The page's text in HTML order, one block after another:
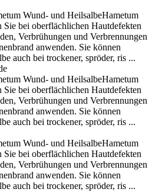
Wund- und HeilsalbeHametum
bei oberflächlichen Hautdefekten
Verbrühungen und Verbrennungen
anwenden. Sie können
auch bei trockener, spröder, ris ...
Wund- und HeilsalbeHametum
bei oberflächlichen Hautdefekten
Verbrühungen und Verbrennungen
anwenden. Sie können
auch bei trockener, spröder, ris ...
Wund- und HeilsalbeHametum
bei oberflächlichen Hautdefekten
Verbrühungen und Verbrennungen
anwenden. Sie können
auch bei trockener, spröder, ris ...